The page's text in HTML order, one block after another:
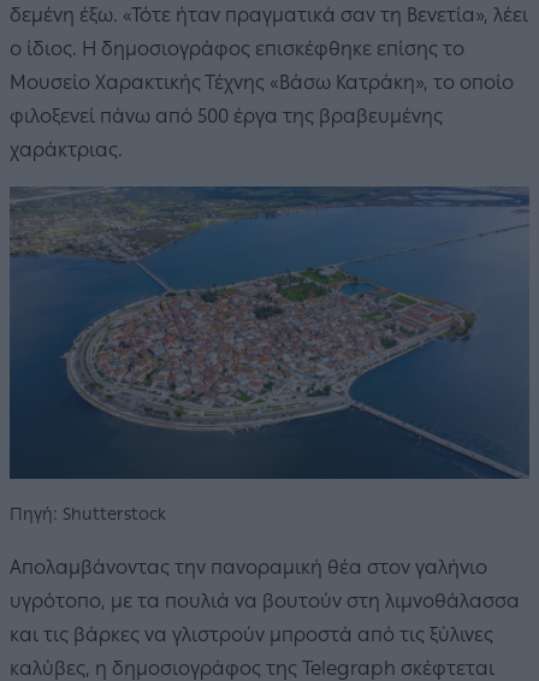
δεμένη έξω. «Τότε ήταν πραγματικά σαν τη Βενετία», λέει
ο ίδιος. Η δημοσιογράφος επισκέφθηκε επίσης το
Μουσείο Χαρακτικής Τέχνης «Βάσω Κατράκη», το οποίο
φιλοξενεί πάνω από 500 έργα της βραβευμένης
χαράκτριας.
Πηγή: Shutterstock
Απολαμβάνοντας την πανοραμική θέα στον γαλήνιο
υγρότοπο, με τα πουλιά να βουτούν στη λιμνοθάλασσα
και τις βάρκες να γλιστρούν μπροστά από τις ξύλινες
καλύβες, η δημοσιογράφος της Telegraph σκέφτεται